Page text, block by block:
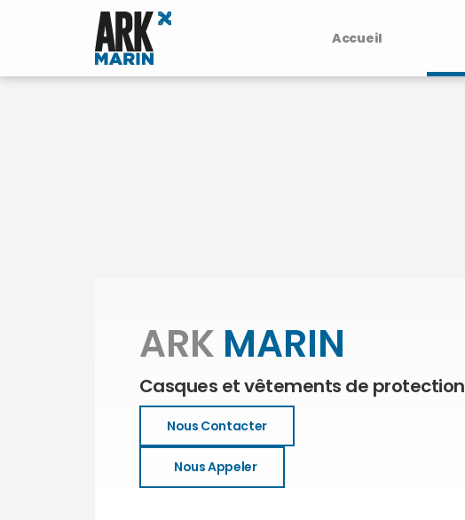
Accueil
ARK MARIN
Casques et vêtements de protection
Nous Contacter
Nous Appeler